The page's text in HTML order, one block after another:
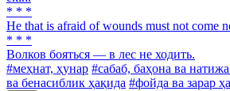
* * *
He that is afraid of wounds must not come
* * *
Волков бояться — в лес не ходить.
#меҳнат, ҳунар #сабаб, баҳона ва
ва бенасиблик ҳақида #фойда ва зарар